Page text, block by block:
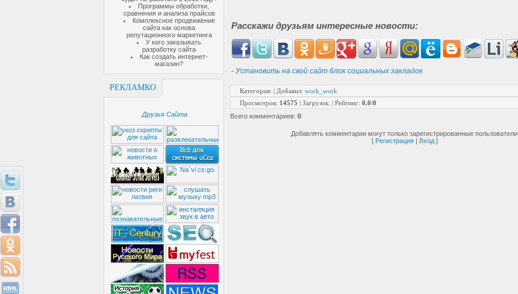
Программы обработки,
сравнения и анализа прайсов
Комплексное продвижение
сайта как основа
репутационного маркетинга
У кого заказывать
разработку сайта
Как создать интернет-
магазин?
РЕКЛАМКО
Друзья Сайта
Расскажи друзьям интересные новости:
- Установить на свой сайт блок социальных закладок
Категория: | Добавил: work_work
Просмотров: 14575 | Загрузок: | Рейтинг: 0.0/0
Всего комментариев: 0
Добавлять комментарии могут только зарегистрированные пользователи.
[ Регистрация | Вход ]